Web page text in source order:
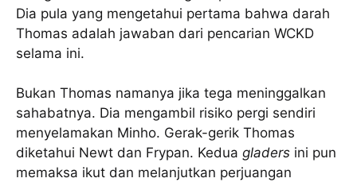
Dia pula yang mengetahui pertama bahwa darah
Thomas adalah jawaban dari pencarian WCKD
selama ini.
Bukan Thomas namanya jika tega meninggalkan
sahabatnya. Dia mengambil risiko pergi sendiri
menyelamakan Minho. Gerak-gerik Thomas
diketahui Newt dan Frypan. Kedua gladers ini pun
memaksa ikut dan melanjutkan perjuangan